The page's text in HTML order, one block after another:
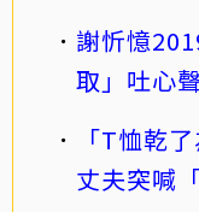
謝忻憶
取」吐心
「T恤乾
丈夫突喊